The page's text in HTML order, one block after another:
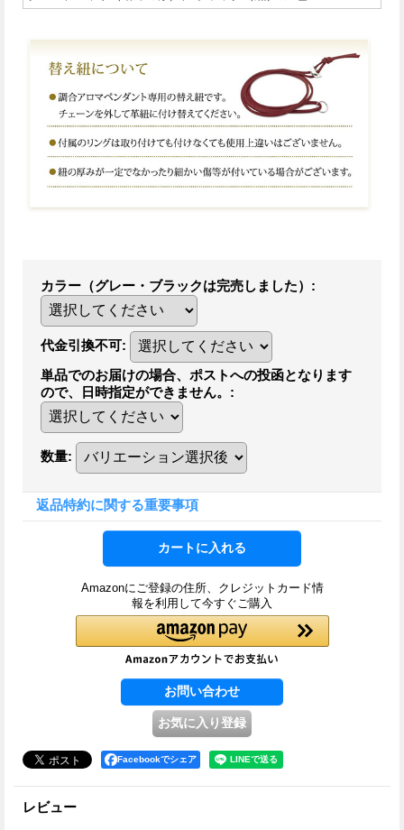
カラー（グレー・ブラックは完売しました） :
代金引換不可:
単品でのお届けの場合、ポストへの投函となります
ので、日時指定ができません。 :
数量:
返品特約に関する重要事項
Amazonにご登録の住所、クレジットカード情
報を利用して今すぐご購入
Facebookでシェア
レビュー